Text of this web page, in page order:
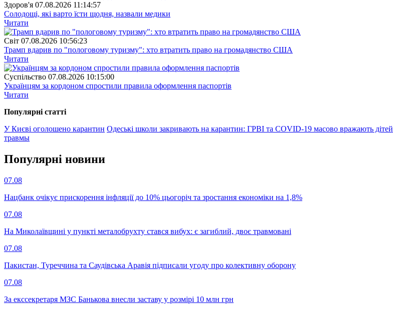
Здоров'я 07.08.2026 11:14:57
Солодощі, які варто їсти щодня, назвали медики
Читати
Свiт 07.08.2026 10:56:23
Трамп вдарив по "пологовому туризму": хто втратить право на громадянство США
Читати
Суспiльство 07.08.2026 10:15:00
Українцям за кордоном спростили правила оформлення паспортів
Читати
Популярнi статтi
У Києві оголошено карантин Одеські школи закривають на карантин: ГРВІ та COVID-19 масово вражають дітей
травмы
Популярнi новини
07.08
Нацбанк очікує прискорення інфляції до 10% цьогоріч та зростання економіки на 1,8%
07.08
На Миколаївщині у пункті металобрухту стався вибух: є загиблий, двоє травмовані
07.08
Пакистан, Туреччина та Саудівська Аравія підписали угоду про колективну оборону
07.08
За екссекретаря МЗС Банькова внесли заставу у розмірі 10 млн грн